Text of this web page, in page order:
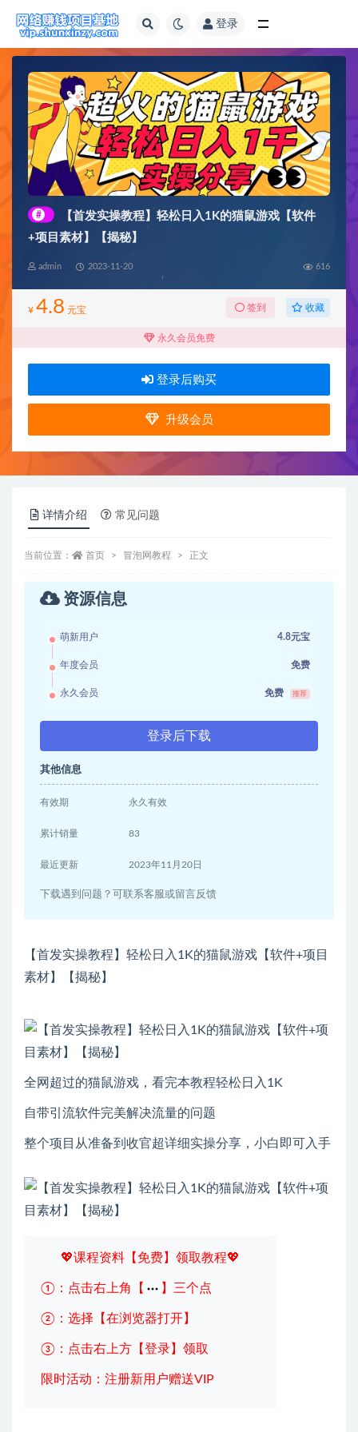
登录
#
【首发实操教程】轻松日入1K的猫鼠游戏【软件
+项目素材】【揭秘】
admin 2023-11-20 616
¥ 4.8 元宝 签到 收藏
永久会员免费
登录后购买
升级会员
详情介绍 常见问题
当前位置： 首页 冒泡网教程 正文
资源信息
萌新用户 4.8元宝
年度会员 免费
永久会员 免费 推荐
登录后下载
其他信息
有效期 永久有效
累计销量 83
最近更新 2023年11月20日
下载遇到问题？可联系客服或留言反馈
【首发实操教程】轻松日入1K的猫鼠游戏【软件+项目
素材】【揭秘】
全网超过的猫鼠游戏，看完本教程轻松日入1K
自带引流软件完美解决流量的问题
整个项目从准备到收官超详细实操分享，小白即可入手
💖课程资料【免费】领取教程💖
①：点击右上角【 】三个点
②：选择【在浏览器打开】
③：点击右上方【登录】领取
限时活动：注册新用户赠送VIP